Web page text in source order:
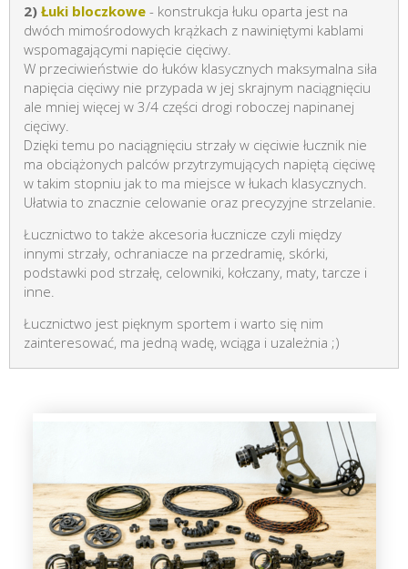
2) Łuki bloczkowe - konstrukcja łuku oparta jest na
dwóch mimośrodowych krążkach z nawiniętymi kablami
wspomagającymi napięcie cięciwy.
W przeciwieństwie do łuków klasycznych maksymalna siła
napięcia cięciwy nie przypada w jej skrajnym naciągnięciu
ale mniej więcej w 3/4 części drogi roboczej napinanej
cięciwy.
Dzięki temu po naciągnięciu strzały w cięciwie łucznik nie
ma obciążonych palców przytrzymujących napiętą cięciwę
w takim stopniu jak to ma miejsce w łukach klasycznych.
Ułatwia to znacznie celowanie oraz precyzyjne strzelanie.
Łucznictwo to także akcesoria łucznicze czyli między
innymi strzały, ochraniacze na przedramię, skórki,
podstawki pod strzałę, celowniki, kołczany, maty, tarcze i
inne.
Łucznictwo jest pięknym sportem i warto się nim
zainteresować, ma jedną wadę, wciąga i uzależnia ;)